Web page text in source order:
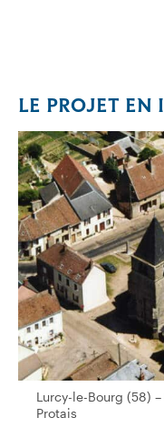
LE PROJET EN
Lurcy-le-Bourg (58)
Lurcy-le-Bourg (58)
Protais